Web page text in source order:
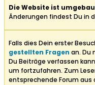
Die Website ist
Änderungen findest Du in
Falls dies Dein erster
gestellten Fragen an. Du
Du Beiträge verfassen
um fortzufahren. Zum
entsprechende Forum